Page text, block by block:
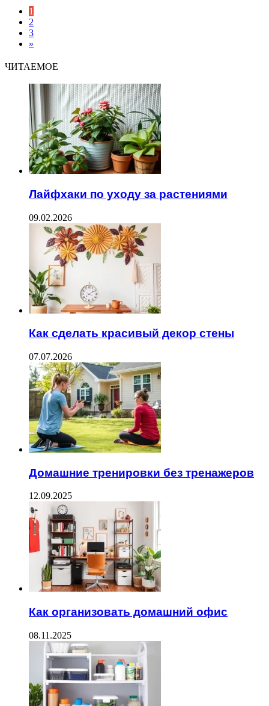
1
2
3
»
ЧИТАЕМОЕ
Лайфхаки по уходу за растениями
09.02.2026
Как сделать красивый декор стены
07.07.2026
Домашние тренировки без тренажеров
12.09.2025
Как организовать домашний офис
08.11.2025